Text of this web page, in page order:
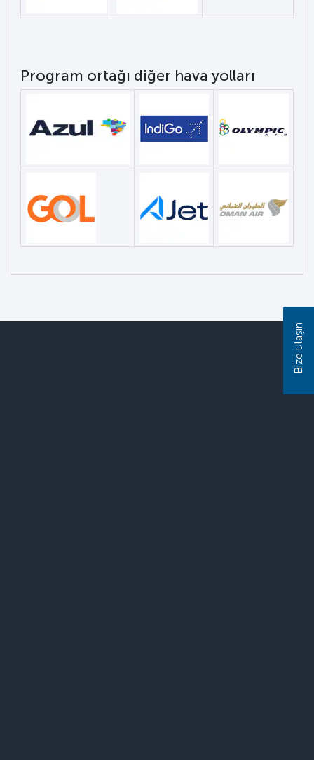
Program ortağı diğer hava yolları
Bize ulaşın